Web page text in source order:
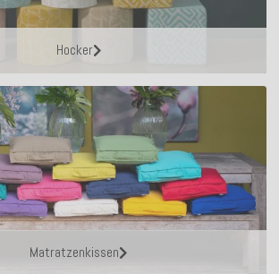
Hocker
Matratzenkissen